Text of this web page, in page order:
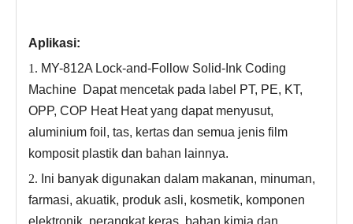
Aplikasi:
1. MY-812A Lock-and-Follow Solid-Ink Coding
Machine Dapat mencetak pada label PT, PE, KT,
OPP, COP Heat Heat yang dapat menyusut,
aluminium foil, tas, kertas dan semua jenis film
komposit plastik dan bahan lainnya.
2. Ini banyak digunakan dalam makanan, minuman,
farmasi, akuatik, produk asli, kosmetik, komponen
elektronik, perangkat keras, bahan kimia dan